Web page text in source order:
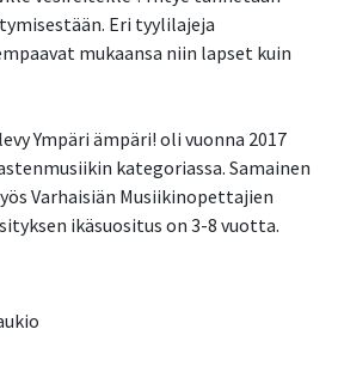
Eri tyylilajeja
mukaansa niin lapset kuin
Ympäri ämpäri! oli vuonna 2017
kategoriassa. Samainen
Varhaisiän Musiikinopettajien
ikäsuositus on 3-8 vuotta.